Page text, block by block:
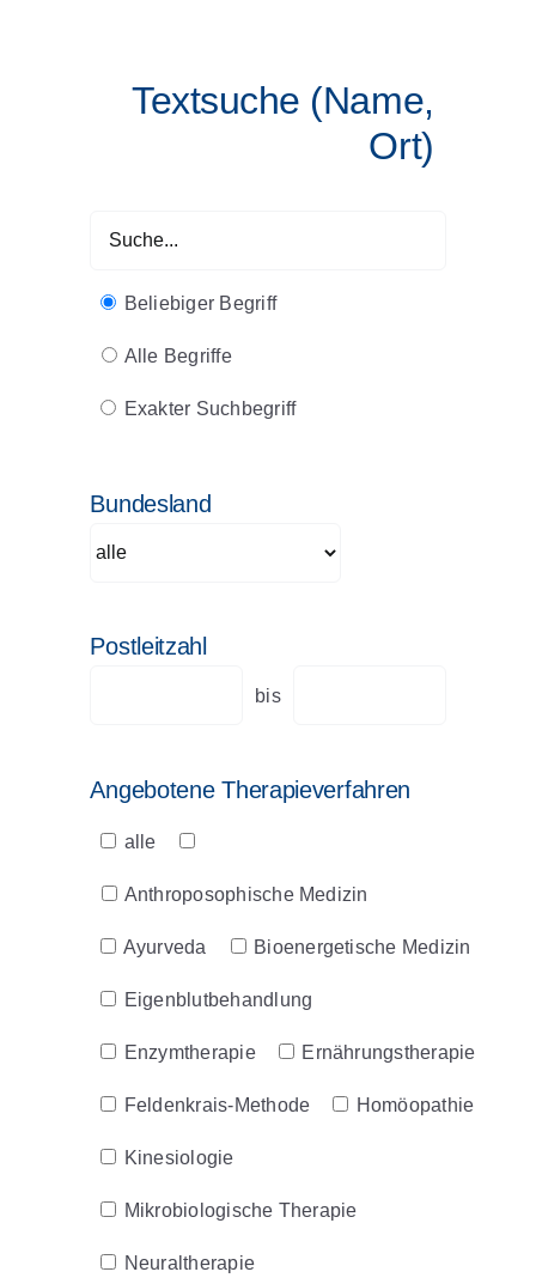
Textsuche (Name,
Ort)
Beliebiger Begriff
Alle Begriffe
Exakter Suchbegriff
Bundesland
Postleitzahl
bis
Angebotene Therapieverfahren
alle
Anthroposophische Medizin
Ayurveda Bioenergetische Medizin
Eigenblutbehandlung
Enzymtherapie Ernährungstherapie
Feldenkrais-Methode Homöopathie
Kinesiologie
Mikrobiologische Therapie
Neuraltherapie